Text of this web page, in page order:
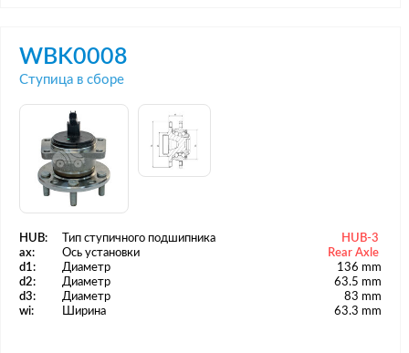
WBK0008
Ступица в сборе
HUB: Тип ступичного подшипника
HUB-3
ax:
Ось установки
Rear Axle
d1:
Диаметр
136 mm
d2:
Диаметр
63.5 mm
d3:
Диаметр
83 mm
wi:
Ширина 63.3 mm